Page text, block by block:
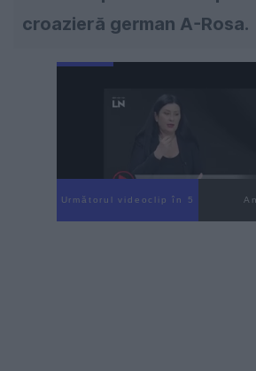
croazieră german A-Rosa.
Următorul videoclip în 4